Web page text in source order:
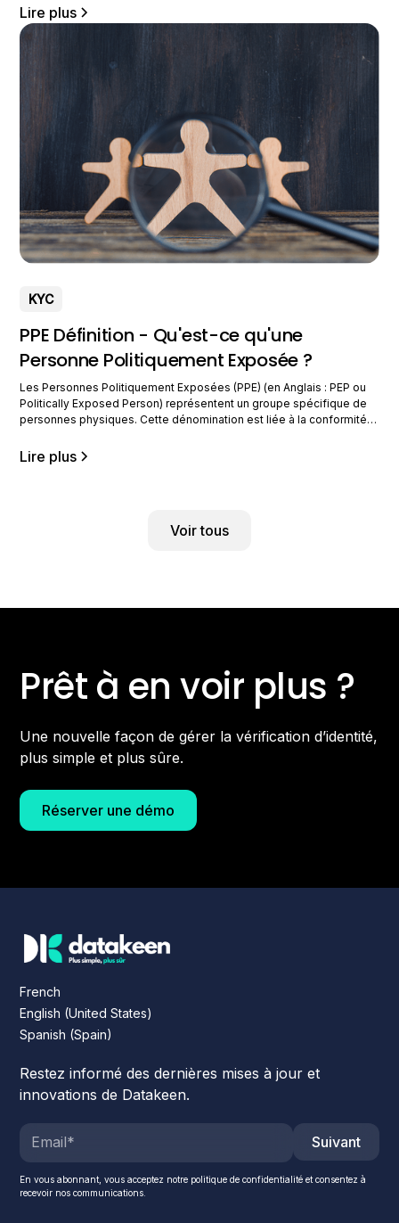
minimum de 10 000 €. Cette démocratisation impose des exigences
KYC et AML renforcées pour l’ensemble de la chaîne
Lire plus
KYC
PPE Définition - Qu'est-ce qu'une
Personne Politiquement Exposée ?
Les Personnes Politiquement Exposées (PPE) (en Anglais : PEP ou
Politically Exposed Person) représentent un groupe spécifique de
personnes physiques. Cette dénomination est liée à la conformité
d'individus découle de son rôle significatif dans les sphères
politiques, économiques et sociales. De fait, ces personnes
Lire plus
Voir tous
Prêt à en voir plus ?
Une nouvelle façon de gérer la vérification d’identité,
plus simple et plus sûre.
Réserver une démo
French
English (United States)
Spanish (Spain)
Restez informé des dernières mises à jour et
innovations de Datakeen.
Suivant
En vous abonnant, vous acceptez notre politique de confidentialité et consentez à
recevoir nos communications.